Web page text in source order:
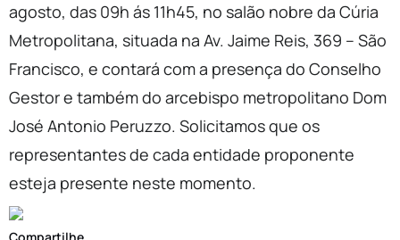
agosto, das 09h ás 11h45, no salão nobre da Cúria
Metropolitana, situada na Av. Jaime Reis, 369 – São
Francisco, e contará com a presença do Conselho
Gestor e também do arcebispo metropolitano Dom
José Antonio Peruzzo. Solicitamos que os
representantes de cada entidade proponente
esteja presente neste momento.